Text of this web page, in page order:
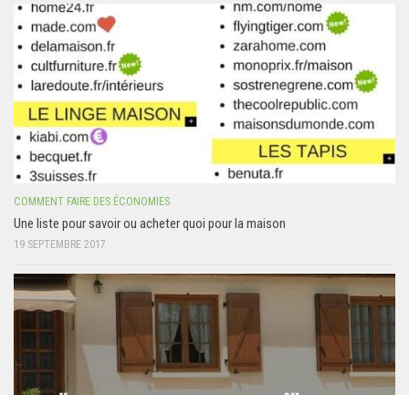
COMMENT FAIRE DES ÉCONOMIES
Une liste pour savoir ou acheter quoi pour la maison
19 SEPTEMBRE 2017